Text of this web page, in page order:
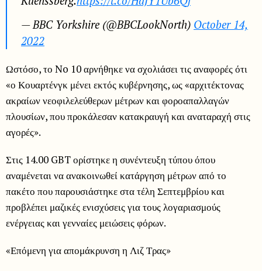
— BBC Yorkshire (@BBCLookNorth) October 14,
2022
Ωστόσο, το No 10 αρνήθηκε να σχολιάσει τις αναφορές ότι
«ο Κουαρτένγκ μένει εκτός κυβέρνησης, ως «αρχιτέκτονας
ακραίων νεοφιλελεύθερων μέτρων και φοροαπαλλαγών
πλουσίων, που προκάλεσαν κατακραυγή και αναταραχή στις
αγορές».
Στις 14.00 GBT ορίστηκε η συνέντευξη τύπου όπου
αναμένεται να ανακοινωθεί κατάργηση μέτρων από το
πακέτο που παρουσιάστηκε στα τέλη Σεπτεμβρίου και
προβλέπει μαζικές ενισχύσεις για τους λογαριασμούς
ενέργειας και γενναίες μειώσεις φόρων.
«Επόμενη για απομάκρυνση η Λιζ Τρας»